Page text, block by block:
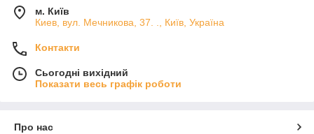
м. Київ
Киев, вул. Мечникова, 37. ., Київ, Україна
Контакти
Сьогодні вихідний
Показати весь графік роботи
Про нас